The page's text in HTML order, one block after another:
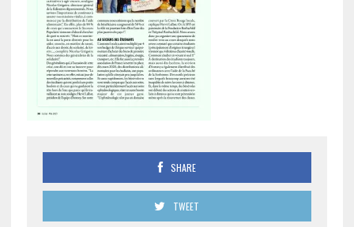
SHARE
TWEET